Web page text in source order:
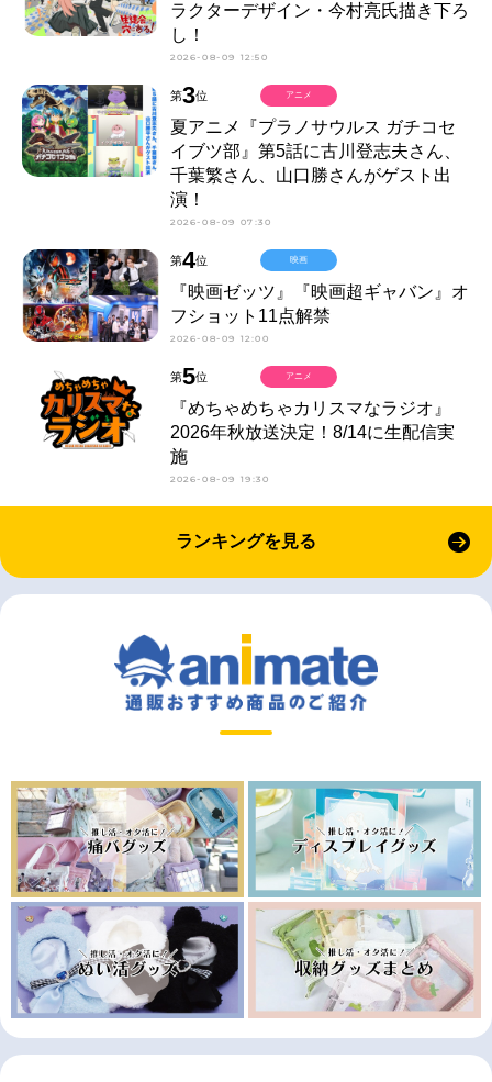
ラクターデザイン・今村亮氏描き下ろ
し！
2026-08-09 12:50
第3位
夏アニメ『プラノサウルス ガチコセ
イブツ部』第5話に古川登志夫さん、
千葉繁さん、山口勝さんがゲスト出
演！
2026-08-09 07:30
アニメ
第4位
『映画ゼッツ』『映画超ギャバン』オ
フショット11点解禁
2026-08-09 12:00
映画
第5位
『めちゃめちゃカリスマなラジオ』
2026年秋放送決定！8/14に生配信実
施
2026-08-09 19:30
アニメ
ランキングを見る